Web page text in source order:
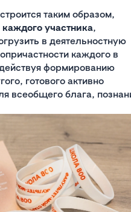
таким образом,
участника,
в деятельностную
каждого в
формированию
готового активно
всеобщего блага,